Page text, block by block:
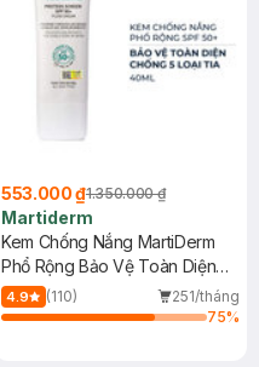
553.000 ₫1.350.000 ₫
Martiderm
Kem Chống Nắng MartiDerm
Phổ Rộng Bảo Vệ Toàn Diện
40ml
4.9 (110)
251/tháng
75%